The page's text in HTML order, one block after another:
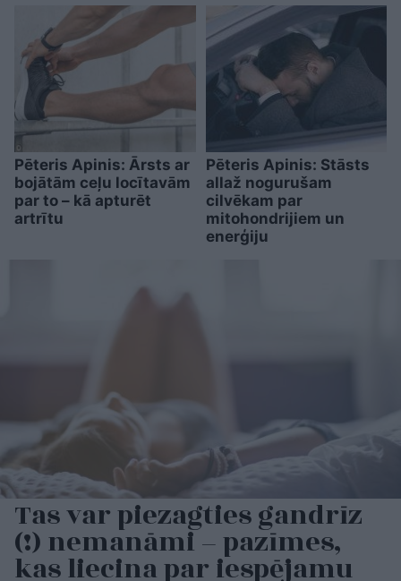
Pēteris Apinis: Ārsts ar
bojātām ceļu locītavām
par to – kā apturēt
artrītu
Pēteris Apinis: Stāsts
allaž nogurušam
cilvēkam par
mitohondrijiem un
enerģiju
Tas var piezagties gandrīz
(!) nemanāmi – pazīmes,
kas liecina par iespējamu